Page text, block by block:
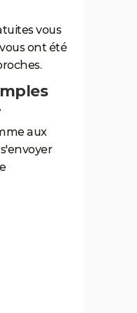
vous
ont été
aux